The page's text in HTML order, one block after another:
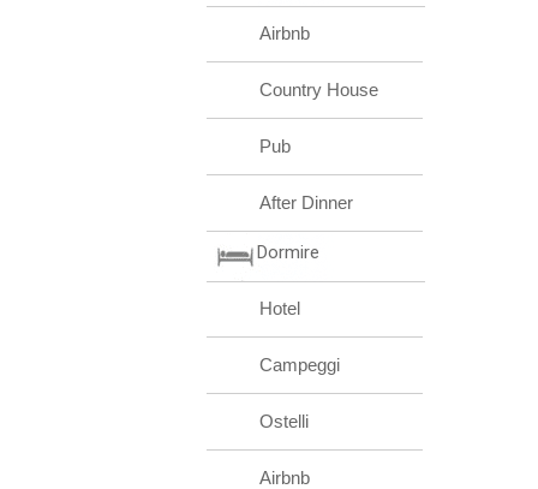
Airbnb
Country House
Pub
After Dinner
Dormire
Hotel
Campeggi
Ostelli
Airbnb